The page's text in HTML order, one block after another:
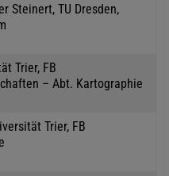
Steinert, TU Dresden,
Trier, FB
– Abt. Kartographie
Trier, FB